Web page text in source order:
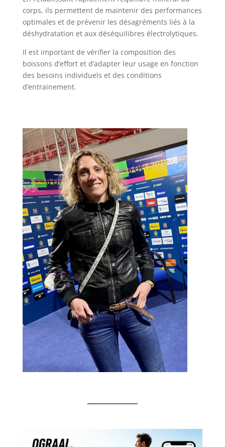
corps, ils permettent de maintenir des performances
optimales et de prévenir les désagréments liés à la
déshydratation et aux déséquilibres électrolytiques.
Il est important de vérifier la composition des
boissons d’effort et d’adapter leur usage en fonction
des besoins individuels et des conditions
d’entrainement.